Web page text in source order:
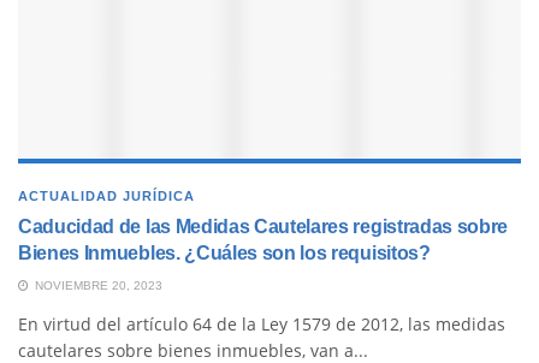
ACTUALIDAD JURÍDICA
Caducidad de las Medidas Cautelares registradas sobre
Bienes Inmuebles. ¿Cuáles son los requisitos?
NOVIEMBRE 20, 2023
En virtud del artículo 64 de la Ley 1579 de 2012, las medidas
cautelares sobre bienes inmuebles, van a...